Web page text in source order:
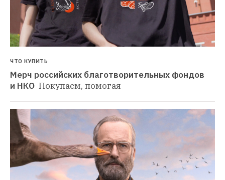
ЧТО КУПИТЬ
Мерч российских благотворительных фондов
и НКО Покупаем, помогая